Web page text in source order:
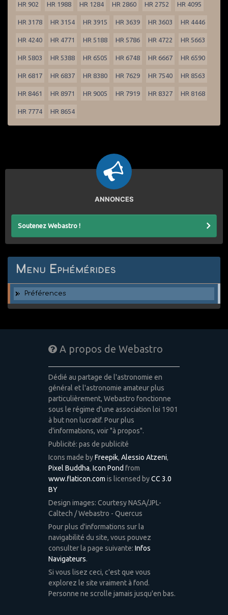
HR 902 HR 1988 HR 1284 HR 2860 HR 2752 HR 4095
HR 3178 HR 3154 HR 3915 HR 3639 HR 3603 HR 4446
HR 4240 HR 4771 HR 5188 HR 5786 HR 4722 HR 5663
HR 5803 HR 5388 HR 6505 HR 6748 HR 6667 HR 6590
HR 6817 HR 6837 HR 8380 HR 7629 HR 7540 HR 8563
HR 8461 HR 8971 HR 9005 HR 7919 HR 8327 HR 8168
HR 7774 HR 8654
ANNONCES
Soutenez Webastro !
Menu Ephémérides
Préférences
A propos de Webastro
Dédié au partage de l'astronomie en
général et l'astronomie amateur plus
particulièrement, Webastro fonctionne
sous le régime d'une association loi 1901
à but non lucratif. Pour plus
d'informations, voir "à propos".
Publicité: pas de publicité
Icons made byFreepik, Alessio Atzeni,
Pixel Buddha, Icon Pond from
www.flaticon.com is licensed byCC 3.0
BY
Design images: Courtesy NASA/JPL-
Caltech / Webastro - Quercus
Pour plus d'informations sur la
navigabilité du site, vous pouvez
consulter la page suivante: Infos
Navigateurs.
Si vous lisez ceci, c'est que vous
explorez le site vraiment à fond.
Personne ne scrolle jamais jusqu'en bas.